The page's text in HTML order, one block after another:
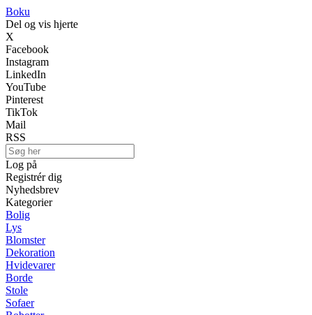
Boku
Del og vis hjerte
X
Facebook
Instagram
LinkedIn
YouTube
Pinterest
TikTok
Mail
RSS
Log på
Registrér dig
Nyhedsbrev
Kategorier
Bolig
Lys
Blomster
Dekoration
Hvidevarer
Borde
Stole
Sofaer